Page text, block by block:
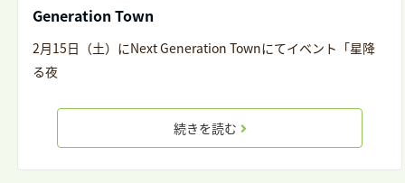
Generation Town
2月15日（土）にNext Generation Townにてイベント「星降
る夜
続きを読む